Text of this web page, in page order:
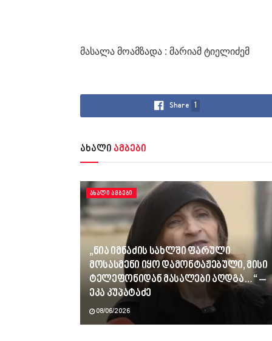
მასალა მოამზადა : მარიამ ტიელიძემ
Share 1
ახალი ამბები
ᲐᲮᲐᲚᲘ ᲐᲛᲑᲔᲑᲘ
„ნია იმნაძის სახლში ფარული
მოსასმენი იყო დამონტაჟებული, მისი
ტელეფონიდან მასალები აღდგა…“ –
ეკა კუპატაძე
08/06/2026